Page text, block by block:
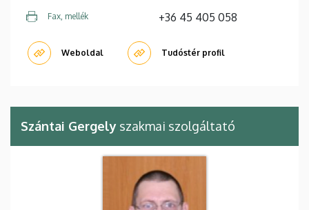
Fax, mellék +36 45 405 058
Weboldal Tudóstér profil
Szántai Gergely szakmai szolgáltató